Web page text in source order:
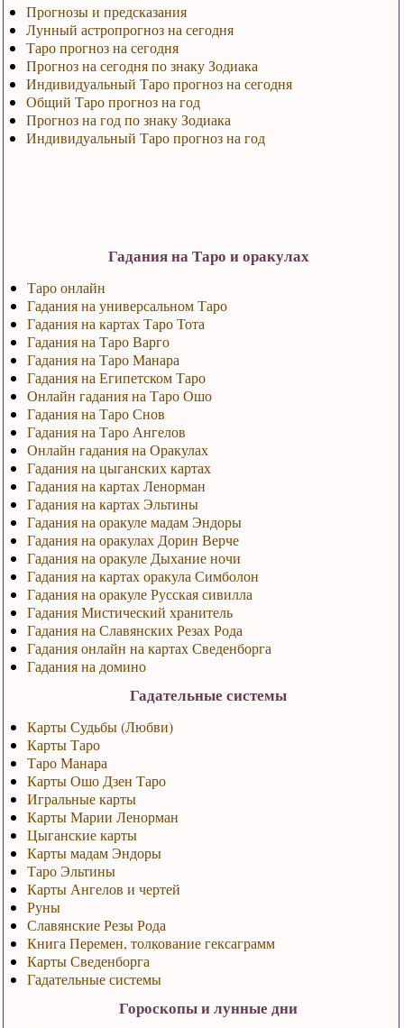
Прогнозы и предсказания
Лунный астропрогноз на сегодня
Таро прогноз на сегодня
Прогноз на сегодня по знаку Зодиака
Индивидуальный Таро прогноз на сегодня
Общий Таро прогноз на год
Прогноз на год по знаку Зодиака
Индивидуальный Таро прогноз на год
Гадания на Таро и оракулах
Таро онлайн
Гадания на универсальном Таро
Гадания на картах Таро Тота
Гадания на Таро Варго
Гадания на Таро Манара
Гадания на Египетском Таро
Онлайн гадания на Таро Ошо
Гадания на Таро Снов
Гадания на Таро Ангелов
Онлайн гадания на Оракулах
Гадания на цыганских картах
Гадания на картах Ленорман
Гадания на картах Эльтины
Гадания на оракуле мадам Эндоры
Гадания на оракулах Дорин Верче
Гадания на оракуле Дыхание ночи
Гадания на картах оракула Симболон
Гадания на оракуле Русская сивилла
Гадания Мистический хранитель
Гадания на Славянских Резах Рода
Гадания онлайн на картах Сведенборга
Гадания на домино
Гадательные системы
Карты Судьбы (Любви)
Карты Таро
Таро Манара
Карты Ошо Дзен Таро
Игральные карты
Карты Марии Ленорман
Цыганские карты
Карты мадам Эндоры
Таро Эльтины
Карты Ангелов и чертей
Руны
Славянские Резы Рода
Книга Перемен, толкование гексаграмм
Карты Сведенборга
Гадательные системы
Гороскопы и лунные дни